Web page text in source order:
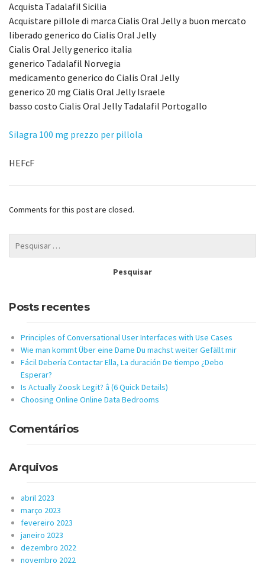
Acquista Tadalafil Sicilia
Acquistare pillole di marca Cialis Oral Jelly a buon mercato
liberado generico do Cialis Oral Jelly
Cialis Oral Jelly generico italia
generico Tadalafil Norvegia
medicamento generico do Cialis Oral Jelly
generico 20 mg Cialis Oral Jelly Israele
basso costo Cialis Oral Jelly Tadalafil Portogallo
Silagra 100 mg prezzo per pillola
HEFcF
Comments for this post are closed.
Posts recentes
Principles of Conversational User Interfaces with Use Cases
Wie man kommt Über eine Dame Du machst weiter Gefällt mir
Fácil Debería Contactar Ella, La duración De tiempo ¿Debo
Esperar?
Is Actually Zoosk Legit? â (6 Quick Details)
Choosing Online Online Data Bedrooms
Comentários
Arquivos
abril 2023
março 2023
fevereiro 2023
janeiro 2023
dezembro 2022
novembro 2022